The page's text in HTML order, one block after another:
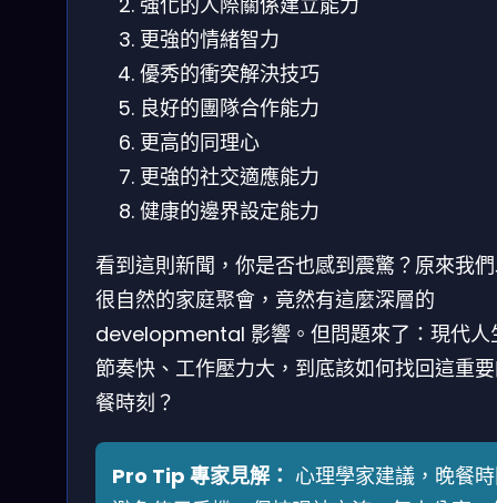
更強的情緒智力
優秀的衝突解決技巧
良好的團隊合作能力
更高的同理心
更強的社交適應能力
健康的邊界設定能力
看到這則新聞，你是否也感到震驚？原來我
很自然的家庭聚會，竟然有這麼深層的
developmental 影響。但問題來了：現代人
節奏快、工作壓力大，到底該如何找回這重
餐時刻？
Pro Tip 專家見解： 心理學家建議，晚餐